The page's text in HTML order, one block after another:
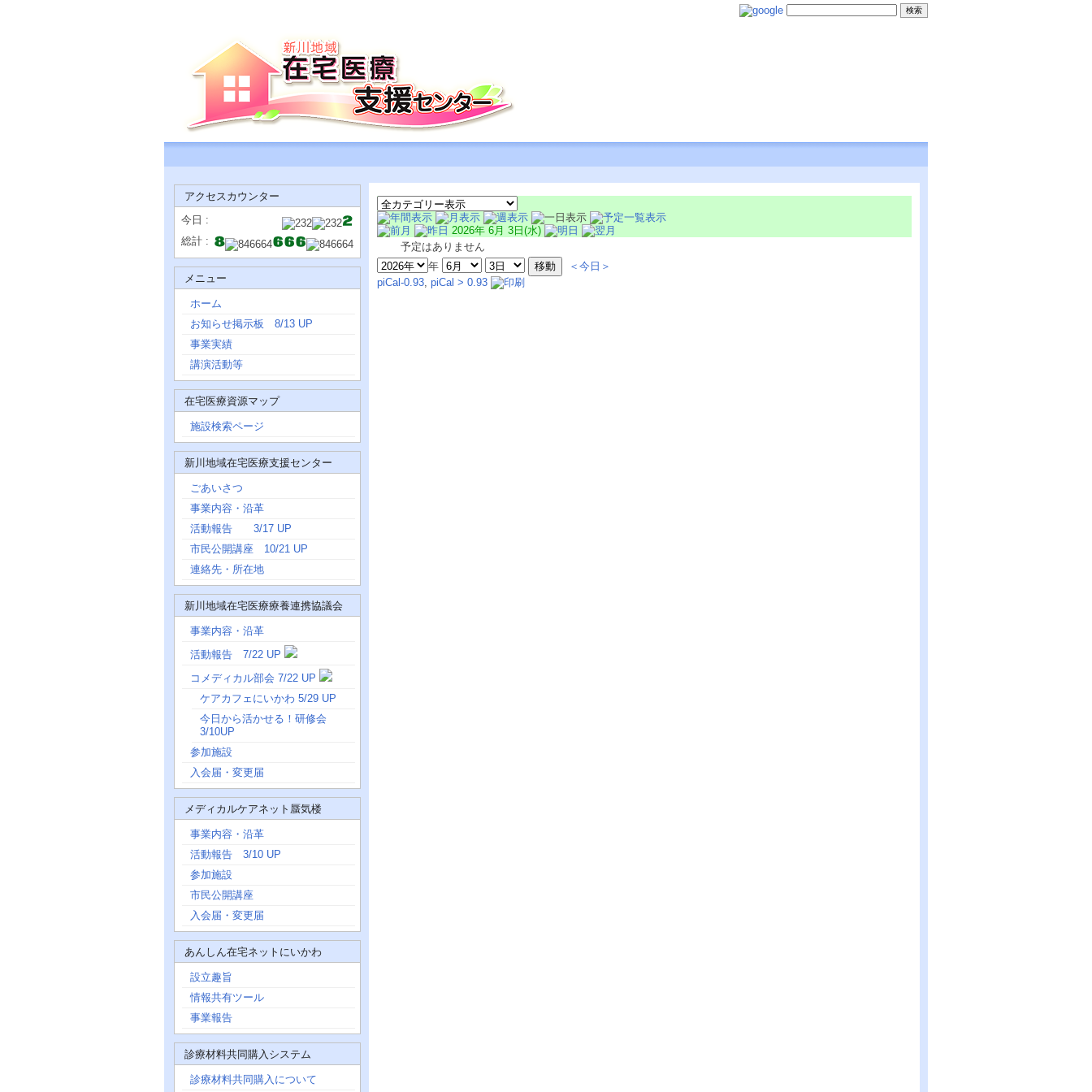
アクセスカウンター
今日 :
総計 :
メニュー
ホーム
お知らせ掲示板 8/13 UP
事業実績
講演活動等
在宅医療資源マップ
施設検索ページ
新川地域在宅医療支援センター
ごあいさつ
事業内容・沿革
活動報告 3/17 UP
市民公開講座 10/21 UP
連絡先・所在地
新川地域在宅医療療養連携協議会
事業内容・沿革
活動報告 7/22 UP
コメディカル部会 7/22 UP
ケアカフェにいかわ 5/29 UP
今日から活かせる！研修会
3/10UP
参加施設
入会届・変更届
メディカルケアネット蜃気楼
事業内容・沿革
活動報告 3/10 UP
参加施設
市民公開講座
入会届・変更届
あんしん在宅ネットにいかわ
設立趣旨
情報共有ツール
事業報告
診療材料共同購入システム
診療材料共同購入について
2026年 6月 3日(水)
予定はありません
年
＜今日＞
piCal-0.93, piCal > 0.93